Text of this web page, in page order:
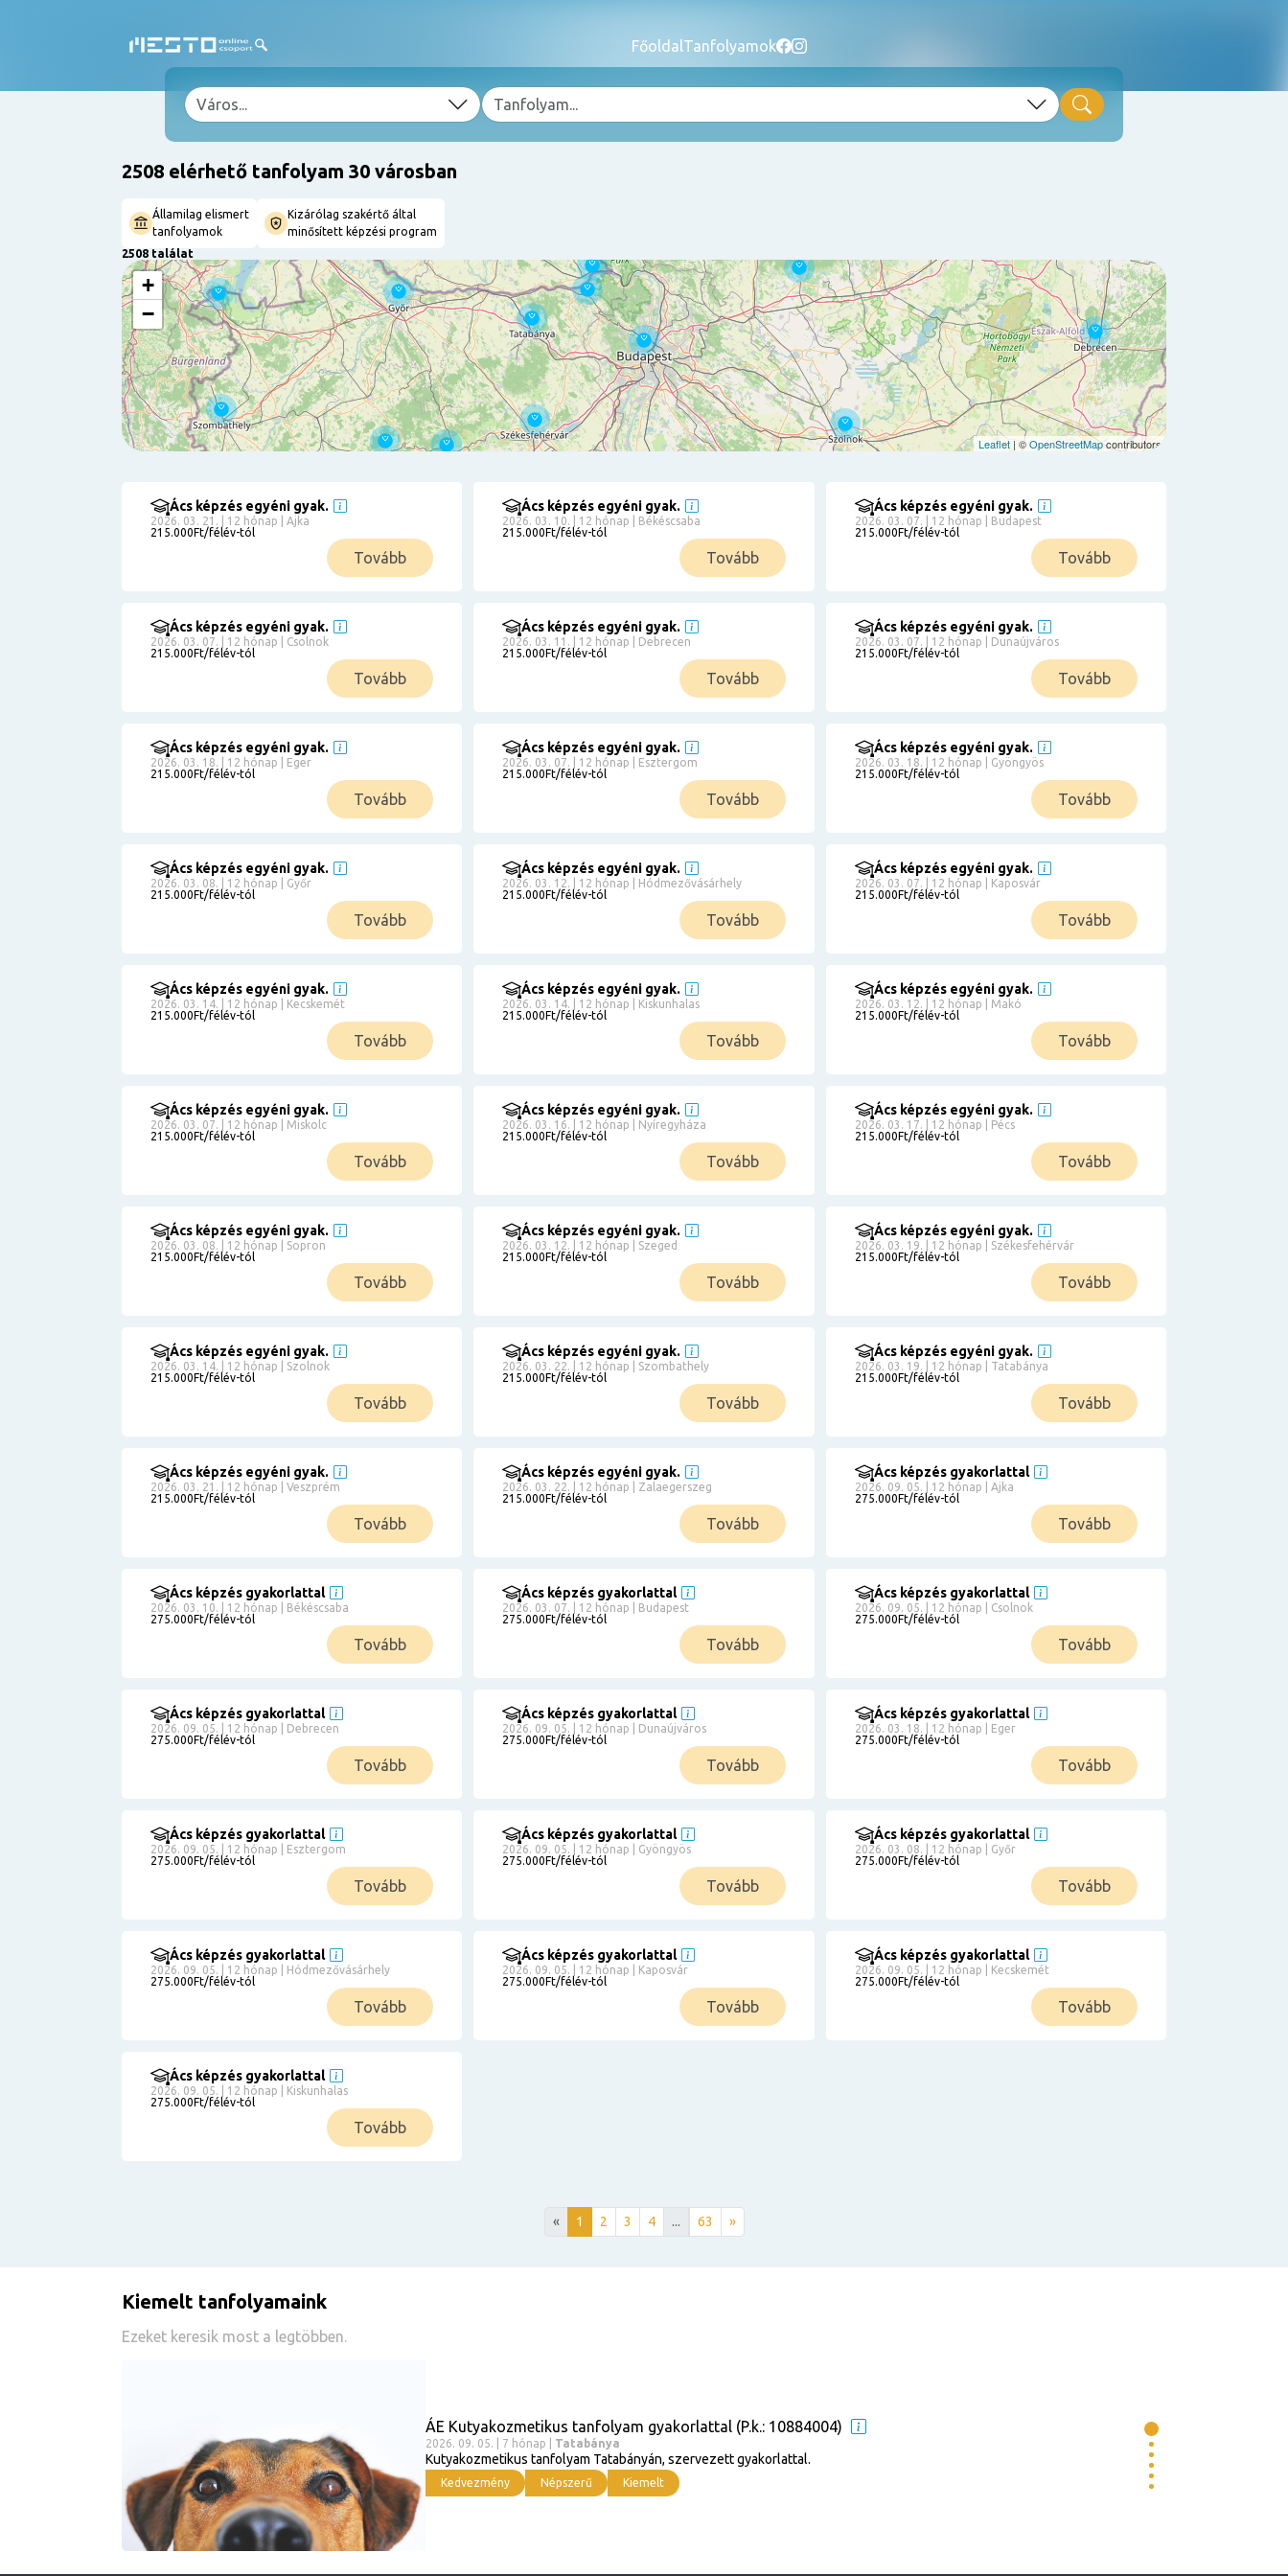
Főoldal Tanfolyamok
2508 elérhető tanfolyam 30 városban
Államilag elismert
tanfolyamok
Kizárólag szakértő által
minősített képzési program
2508 találat
+
−
Leaflet | ©OpenStreetMapcontributors
Szűrés
Érettségi
Részletfizetéssel
Ács képzés egyéni gyak.
2026. 03. 21. | 12 hónap | Ajka
215.000Ft/félév-tól
Tovább
Ács képzés egyéni gyak.
2026. 03. 10. | 12 hónap | Békéscsaba
215.000Ft/félév-tól
Tovább
Ács képzés egyéni gyak.
2026. 03. 07. | 12 hónap | Budapest
215.000Ft/félév-tól
Tovább
Ács képzés egyéni gyak.
2026. 03. 07. | 12 hónap | Csolnok
215.000Ft/félév-tól
Tovább
Ács képzés egyéni gyak.
2026. 03. 11. | 12 hónap | Debrecen
215.000Ft/félév-tól
Tovább
Ács képzés egyéni gyak.
2026. 03. 07. | 12 hónap | Dunaújváros
215.000Ft/félév-tól
Tovább
Ács képzés egyéni gyak.
2026. 03. 18. | 12 hónap | Eger
215.000Ft/félév-tól
Tovább
Ács képzés egyéni gyak.
2026. 03. 07. | 12 hónap | Esztergom
215.000Ft/félév-tól
Tovább
Ács képzés egyéni gyak.
2026. 03. 18. | 12 hónap | Gyöngyös
215.000Ft/félév-tól
Tovább
Ács képzés egyéni gyak.
2026. 03. 08. | 12 hónap | Győr
215.000Ft/félév-tól
Tovább
Ács képzés egyéni gyak.
2026. 03. 12. | 12 hónap | Hódmezővásárhely
215.000Ft/félév-tól
Tovább
Ács képzés egyéni gyak.
2026. 03. 07. | 12 hónap | Kaposvár
215.000Ft/félév-tól
Tovább
Ács képzés egyéni gyak.
2026. 03. 14. | 12 hónap | Kecskemét
215.000Ft/félév-tól
Tovább
Ács képzés egyéni gyak.
2026. 03. 14. | 12 hónap | Kiskunhalas
215.000Ft/félév-tól
Tovább
Ács képzés egyéni gyak.
2026. 03. 12. | 12 hónap | Makó
215.000Ft/félév-tól
Tovább
Ács képzés egyéni gyak.
2026. 03. 07. | 12 hónap | Miskolc
215.000Ft/félév-tól
Tovább
Ács képzés egyéni gyak.
2026. 03. 16. | 12 hónap | Nyíregyháza
215.000Ft/félév-tól
Tovább
Ács képzés egyéni gyak.
2026. 03. 17. | 12 hónap | Pécs
215.000Ft/félév-tól
Tovább
Ács képzés egyéni gyak.
2026. 03. 08. | 12 hónap | Sopron
215.000Ft/félév-tól
Tovább
Ács képzés egyéni gyak.
2026. 03. 12. | 12 hónap | Szeged
215.000Ft/félév-tól
Tovább
Ács képzés egyéni gyak.
2026. 03. 19. | 12 hónap | Székesfehérvár
215.000Ft/félév-tól
Tovább
Ács képzés egyéni gyak.
2026. 03. 14. | 12 hónap | Szolnok
215.000Ft/félév-tól
Tovább
Ács képzés egyéni gyak.
2026. 03. 22. | 12 hónap | Szombathely
215.000Ft/félév-tól
Tovább
Ács képzés egyéni gyak.
2026. 03. 19. | 12 hónap | Tatabánya
215.000Ft/félév-tól
Tovább
Ács képzés egyéni gyak.
2026. 03. 21. | 12 hónap | Veszprém
215.000Ft/félév-tól
Tovább
Ács képzés egyéni gyak.
2026. 03. 22. | 12 hónap | Zalaegerszeg
215.000Ft/félév-tól
Tovább
Ács képzés gyakorlattal
2026. 09. 05. | 12 hónap | Ajka
275.000Ft/félév-tól
Tovább
Ács képzés gyakorlattal
2026. 03. 10. | 12 hónap | Békéscsaba
275.000Ft/félév-tól
Tovább
Ács képzés gyakorlattal
2026. 03. 07. | 12 hónap | Budapest
275.000Ft/félév-tól
Tovább
Ács képzés gyakorlattal
2026. 09. 05. | 12 hónap | Csolnok
275.000Ft/félév-tól
Tovább
Ács képzés gyakorlattal
2026. 09. 05. | 12 hónap | Debrecen
275.000Ft/félév-tól
Tovább
Ács képzés gyakorlattal
2026. 09. 05. | 12 hónap | Dunaújváros
275.000Ft/félév-tól
Tovább
Ács képzés gyakorlattal
2026. 03. 18. | 12 hónap | Eger
275.000Ft/félév-tól
Tovább
Ács képzés gyakorlattal
2026. 09. 05. | 12 hónap | Esztergom
275.000Ft/félév-tól
Tovább
Ács képzés gyakorlattal
2026. 09. 05. | 12 hónap | Gyöngyös
275.000Ft/félév-tól
Tovább
Ács képzés gyakorlattal
2026. 03. 08. | 12 hónap | Győr
275.000Ft/félév-tól
Tovább
Ács képzés gyakorlattal
2026. 09. 05. | 12 hónap | Hódmezővásárhely
275.000Ft/félév-tól
Tovább
Ács képzés gyakorlattal
2026. 09. 05. | 12 hónap | Kaposvár
275.000Ft/félév-tól
Tovább
Ács képzés gyakorlattal
2026. 09. 05. | 12 hónap | Kecskemét
275.000Ft/félév-tól
Tovább
Ács képzés gyakorlattal
2026. 09. 05. | 12 hónap | Kiskunhalas
275.000Ft/félév-tól
Tovább
« 1 2 3 4 ... 63 »
Kiemelt tanfolyamaink
Ezeket keresik most a legtöbben.
ÁE Kutyakozmetikus tanfolyam gyakorlattal (P.k.: 10884004)
2026. 09. 05. | 7 hónap | Tatabánya
Kutyakozmetikus tanfolyam Tatabányán, szervezett gyakorlattal.
Kedvezmény Népszerű Kiemelt